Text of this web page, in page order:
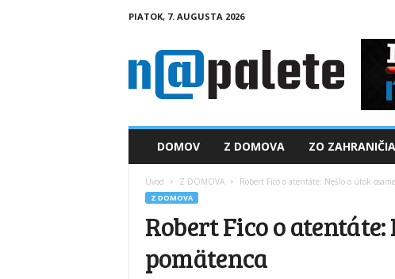
PIATOK, 7. AUGUSTA 2026
a
DOMOV Z DOMOVA ZO ZAHRANIČIA
Úvod Z DOMOVA Robert Fico o atentáte: Nešlo o útok
Z DOMOVA
Robert Fico o
pomätenca